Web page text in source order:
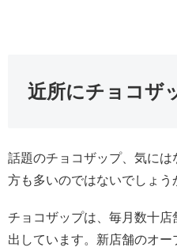
近所にチョコザ
話題のチョコザップ、気には
方も多いのではないでしょう
チョコザップは、毎月数十
出しています。新店舗のオ